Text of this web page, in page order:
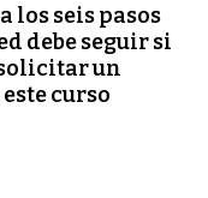
los seis pasos
debe seguir si
un
curso